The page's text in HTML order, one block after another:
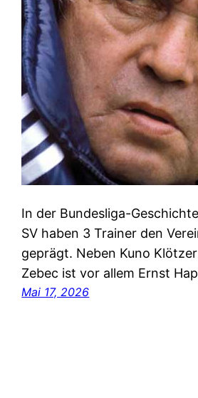
In der Bundesliga-
SV haben 3 Trainer den
geprägt. Neben Kuno
Zebec ist vor allem Ernst
Mai 17, 2026